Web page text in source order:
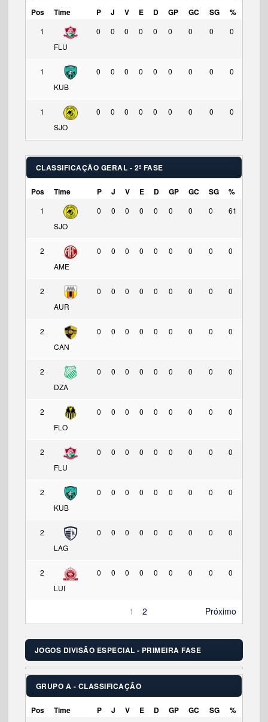
Pos Time P J V E D GP GC SG %
1
FLU
0 0 0 0 0 0 0 0 0
1
KUB
0 0 0 0 0 0 0 0 0
1
SJO
0 0 0 0 0 0 0 0 0
CLASSIFICAÇÃO GERAL - 2ª FASE
Pos Time P J V E D GP GC SG %
1
SJO
0 0 0 0 0 0 0 0 61
2
AME
0 0 0 0 0 0 0 0 0
2
AUR
0 0 0 0 0 0 0 0 0
2
CAN
0 0 0 0 0 0 0 0 0
2
DZA
0 0 0 0 0 0 0 0 0
2
FLO
0 0 0 0 0 0 0 0 0
2
FLU
0 0 0 0 0 0 0 0 0
2
KUB
0 0 0 0 0 0 0 0 0
2
LAG
0 0 0 0 0 0 0 0 0
2
LUI
0 0 0 0 0 0 0 0 0
1 2 Próximo
JOGOS DIVISÃO ESPECIAL - PRIMEIRA FASE
GRUPO A - CLASSIFICAÇÃO
Pos Time P J V E D GP GC SG %